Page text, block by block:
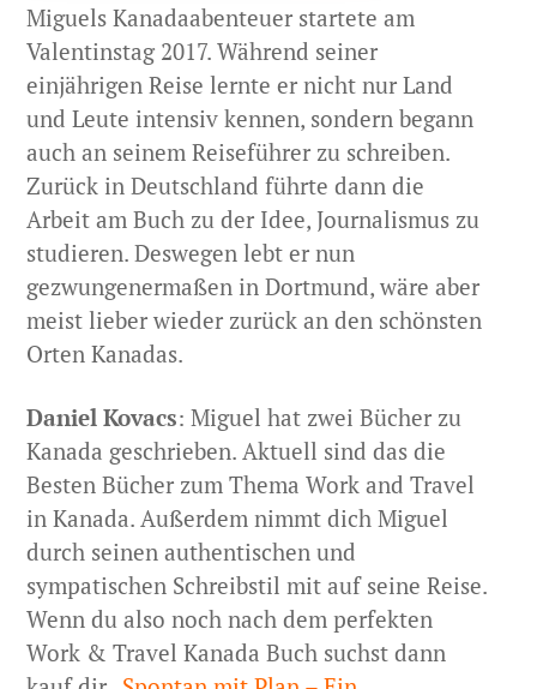
Miguels Kanadaabenteuer startete am
Valentinstag 2017. Während seiner
einjährigen Reise lernte er nicht nur Land
und Leute intensiv kennen, sondern begann
auch an seinem Reiseführer zu schreiben.
Zurück in Deutschland führte dann die
Arbeit am Buch zu der Idee, Journalismus zu
studieren. Deswegen lebt er nun
gezwungenermaßen in Dortmund, wäre aber
meist lieber wieder zurück an den schönsten
Orten Kanadas.
Daniel Kovacs: Miguel hat zwei Bücher zu
Kanada geschrieben. Aktuell sind das die
Besten Bücher zum Thema Work and Travel
in Kanada. Außerdem nimmt dich Miguel
durch seinen authentischen und
sympatischen Schreibstil mit auf seine Reise.
Wenn du also noch nach dem perfekten
Work & Travel Kanada Buch suchst dann